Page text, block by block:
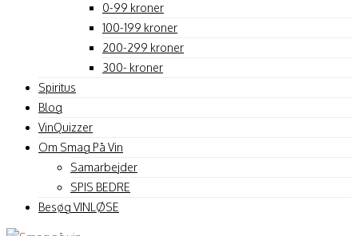
0-99 kroner
100-199 kroner
200-299 kroner
300- kroner
Spiritus
Blog
VinQuizzer
Om Smag På Vin
Samarbejder
SPIS BEDRE
Besøg VINLØSE